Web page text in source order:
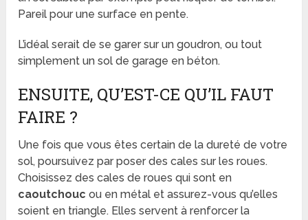
Pareil pour une surface en pente.
L’idéal serait de se garer sur un goudron, ou tout
simplement un sol de garage en béton.
ENSUITE, QU’EST-CE QU’IL FAUT
FAIRE ?
Une fois que vous êtes certain de la dureté de votre
sol, poursuivez par poser des cales sur les roues.
Choisissez des cales de roues qui sont en
caoutchouc ou en métal et assurez-vous qu’elles
soient en triangle. Elles servent à renforcer la